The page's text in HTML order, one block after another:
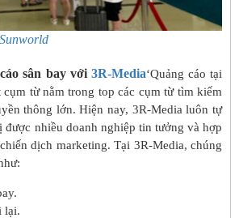
Sunworld
sân bay với 3R-Media‘Quảng cáo tại
cụm từ nằm trong top các cụm từ tìm kiếm
thông lớn. Hiện nay, 3R-Media luôn tự
nhiều doanh nghiệp tin tưởng và hợp
dịch marketing. Tại 3R-Media, chúng
lại.